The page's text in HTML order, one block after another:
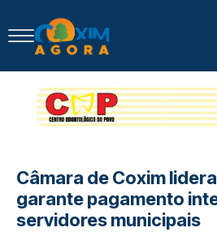
Câmara de Coxim
garante pagamento
servidores municipais